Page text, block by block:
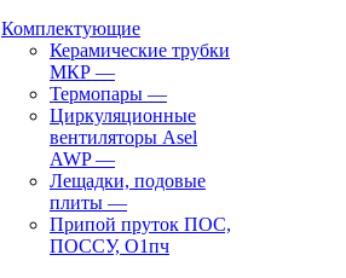
Комплектующие
Керамические трубки
МКР —
Термопары —
Циркуляционные
вентиляторы Asel
AWP—
Лещадки, подовые
плиты —
Припой пруток ПОС,
ПОССУ, О1пч